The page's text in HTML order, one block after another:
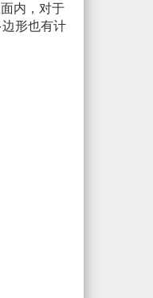
内，对于
形也有计